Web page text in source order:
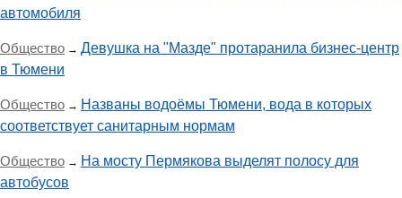
автомобиля
Общество → Девушка на "Мазде" протаранила бизнес-центр
в Тюмени
Общество → Названы водоёмы Тюмени, вода в которых
соответствует санитарным нормам
Общество → На мосту Пермякова выделят полосу для
автобусов